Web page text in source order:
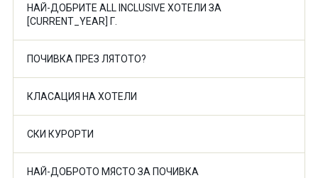
НАЙ-ДОБРИТЕ ALL INCLUSIVE ХОТЕЛИ ЗА
[CURRENT_YEAR] Г.
ПОЧИВКА ПРЕЗ ЛЯТОТО?
КЛАСАЦИЯ НА ХОТЕЛИ
СКИ КУРОРТИ
НАЙ-ДОБРОТО МЯСТО ЗА ПОЧИВКА